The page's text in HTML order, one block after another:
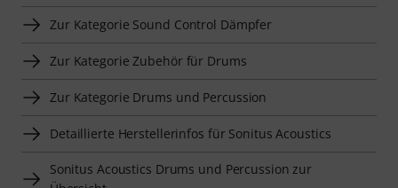
Zur Kategorie Sound Control Dämpfer
Zur Kategorie Zubehör für Drums
Zur Kategorie Drums und Percussion
Detaillierte Herstellerinfos für Sonitus Acoustics
Sonitus Acoustics Drums und Percussion zur